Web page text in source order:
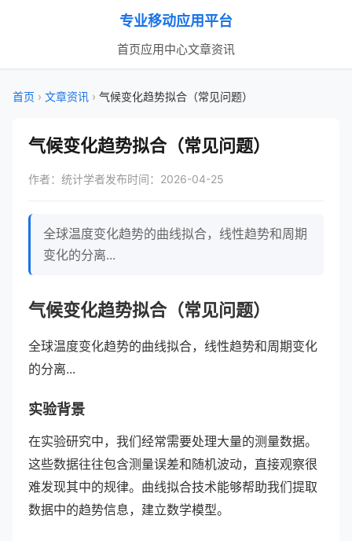
专业移动应用平台
首页应用中心文章资讯
首页 › 文章资讯 › 气候变化趋势拟合（常见问题）
气候变化趋势拟合（常见问题）
作者：统计学者发布时间：2026-04-25
全球温度变化趋势的曲线拟合，线性趋势和周期
变化的分离...
气候变化趋势拟合（常见问题）
全球温度变化趋势的曲线拟合，线性趋势和周期变化
的分离...
实验背景
在实验研究中，我们经常需要处理大量的测量数据。
这些数据往往包含测量误差和随机波动，直接观察很
难发现其中的规律。曲线拟合技术能够帮助我们提取
数据中的趋势信息，建立数学模型。